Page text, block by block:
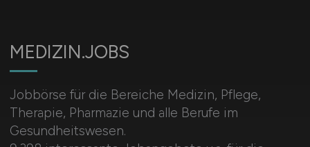
MEDIZIN.JOBS
Jobbörse für die Bereiche Medizin, Pflege,
Therapie, Pharmazie und alle Berufe im
Gesundheitswesen.